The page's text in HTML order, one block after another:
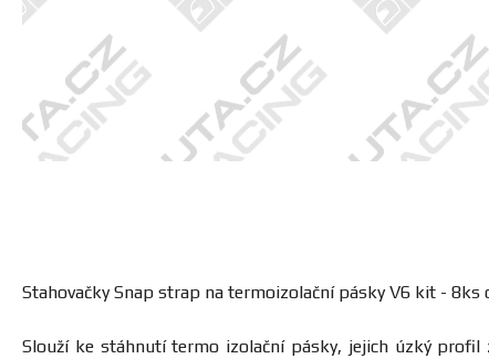
Stahovačky Snap strap na termoizolační pásky V6 kit - 8ks
Slouží ke stáhnutí termo izolační pásky, jejich úzký profil